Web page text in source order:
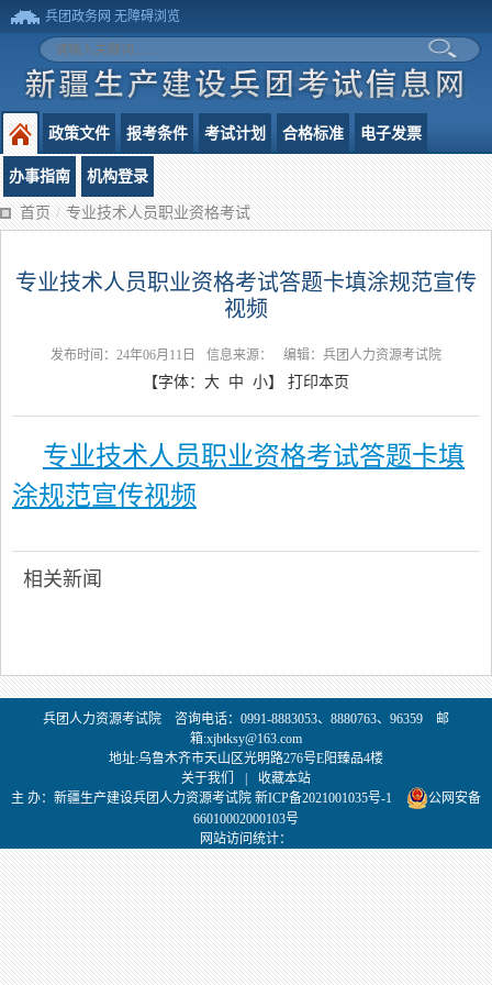
兵团政务网 无障碍浏览
政策文件 报考条件 考试计划 合格标准 电子发票
办事指南 机构登录
首页 / 专业技术人员职业资格考试
专业技术人员职业资格考试答题卡填涂规范宣传
视频
发布时间：24年06月11日 信息来源： 编辑：兵团人力资源考试院
【字体： 大 中 小】 打印本页
专业技术人员职业资格考试答题卡填
涂规范宣传视频
相关新闻
兵团人力资源考试院 咨询电话：0991-8883053、8880763、96359 邮
箱:xjbtksy@163.com
地址:乌鲁木齐市天山区光明路276号E阳臻品4楼
关于我们
收藏本站
主 办：新疆生产建设兵团人力资源考试院 新ICP备2021001035号-1
公网安备
66010002000103号
网站访问统计：